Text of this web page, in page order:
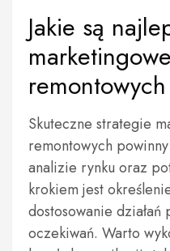
Jakie są
remontowych
Skuteczne strategie
remontowych
analizie rynku oraz
krokiem jest
dostosowanie
oczekiwań. Warto